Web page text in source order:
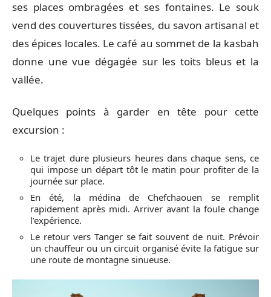
ses places ombragées et ses fontaines. Le souk
vend des couvertures tissées, du savon artisanal et
des épices locales. Le café au sommet de la kasbah
donne une vue dégagée sur les toits bleus et la
vallée.
Quelques points à garder en tête pour cette
excursion :
Le trajet dure plusieurs heures dans chaque sens, ce
qui impose un départ tôt le matin pour profiter de la
journée sur place.
En été, la médina de Chefchaouen se remplit
rapidement après midi. Arriver avant la foule change
l’expérience.
Le retour vers Tanger se fait souvent de nuit. Prévoir
un chauffeur ou un circuit organisé évite la fatigue sur
une route de montagne sinueuse.